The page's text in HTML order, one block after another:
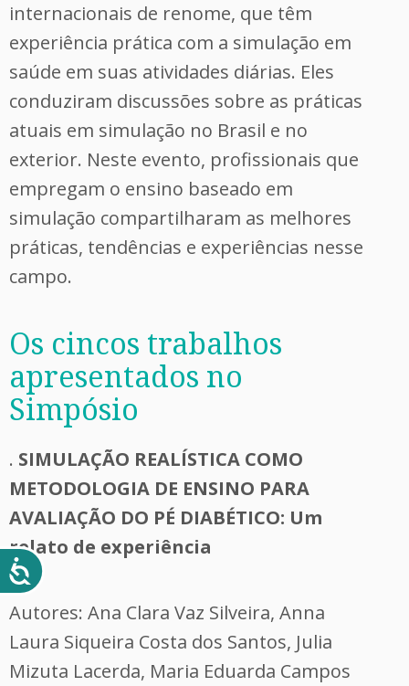
internacionais de renome, que têm
experiência prática com a simulação em
saúde em suas atividades diárias. Eles
conduziram discussões sobre as práticas
atuais em simulação no Brasil e no
exterior. Neste evento, profissionais que
empregam o ensino baseado em
simulação compartilharam as melhores
práticas, tendências e experiências nesse
campo.
Os cincos trabalhos
apresentados no
Simpósio
. SIMULAÇÃO REALÍSTICA COMO
METODOLOGIA DE ENSINO PARA
AVALIAÇÃO DO PÉ DIABÉTICO: Um
relato de experiência
Autores: Ana Clara Vaz Silveira, Anna
Laura Siqueira Costa dos Santos, Julia
Mizuta Lacerda, Maria Eduarda Campos